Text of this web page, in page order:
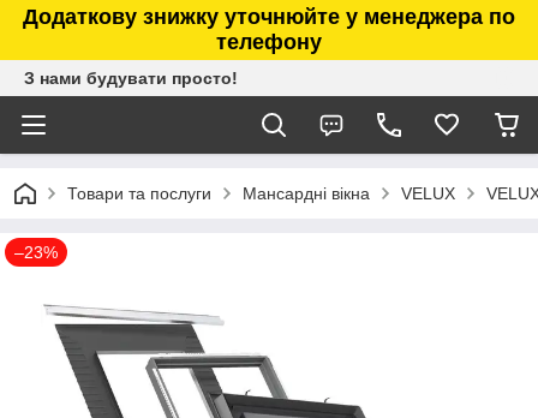
Додаткову знижку уточнюйте у менеджера по
телефону
З нами будувати просто!
Товари та послуги Мансардні вікна VELUX
–23%